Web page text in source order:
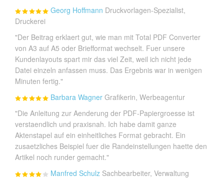
Georg Hoffmann Druckvorlagen-Spezialist,
Druckerei
"Der Beitrag erklaert gut, wie man mit Total PDF Converter
von A3 auf A5 oder Briefformat wechselt. Fuer unsere
Kundenlayouts spart mir das viel Zeit, weil ich nicht jede
Datei einzeln anfassen muss. Das Ergebnis war in wenigen
Minuten fertig."
Barbara Wagner Grafikerin, Werbeagentur
"Die Anleitung zur Aenderung der PDF-Papiergroesse ist
verstaendlich und praxisnah. Ich habe damit ganze
Aktenstapel auf ein einheitliches Format gebracht. Ein
zusaetzliches Beispiel fuer die Randeinstellungen haette den
Artikel noch runder gemacht."
Manfred Schulz Sachbearbeiter, Verwaltung